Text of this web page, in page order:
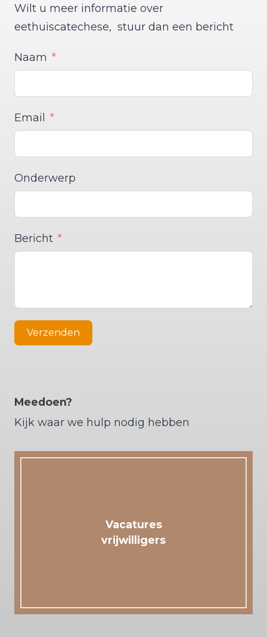
Wilt u meer informatie over
eethuiscatechese, stuur dan een bericht
Naam
Email
Onderwerp
Bericht
Verzenden
Meedoen?
Kijk waar we hulp nodig hebben
Vacatures
vrijwilligers